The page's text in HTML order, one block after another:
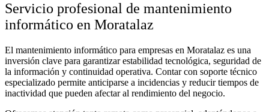
Servicio profesional de mantenimiento
informático en Moratalaz
El mantenimiento informático para empresas en Moratalaz es una
inversión clave para garantizar estabilidad tecnológica, seguridad de
la información y continuidad operativa. Contar con soporte técnico
especializado permite anticiparse a incidencias y reducir tiempos de
inactividad que pueden afectar al rendimiento del negocio.